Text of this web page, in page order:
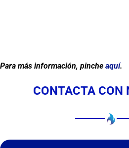
Para más información, pinche aquí.
CONTACTA CON